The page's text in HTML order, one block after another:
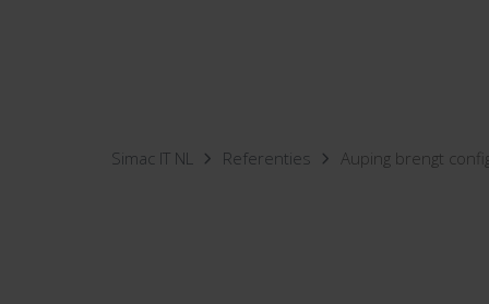
Simac IT NL Referenties Auping brengt